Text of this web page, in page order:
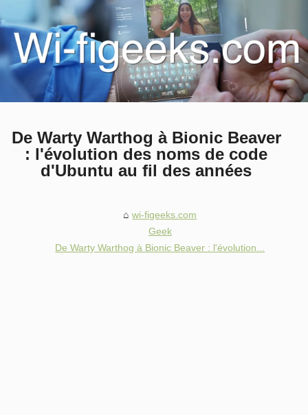
De Warty Warthog à Bionic Beaver
: l'évolution des noms de code
d'Ubuntu au fil des années
wi-figeeks.com
Geek
De Warty Warthog à Bionic Beaver : l'évolution...